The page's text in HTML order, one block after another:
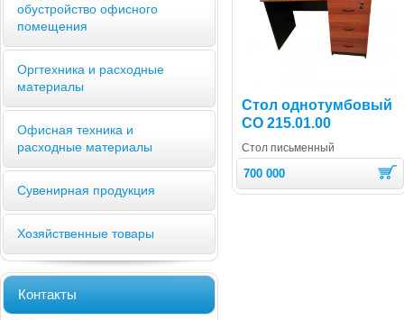
обустройство офисного
помещения
Оргтехника и расходные
материалы
Офисная техника и
расходные материалы
Сувенирная продукция
Хозяйственные товары
Контакты
Стол однотумбовый
СО 215.01.00
Стол письменный
700 000